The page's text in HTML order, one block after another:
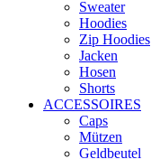
Sweater
Hoodies
Zip Hoodies
Jacken
Hosen
Shorts
ACCESSOIRES
Caps
Mützen
Geldbeutel